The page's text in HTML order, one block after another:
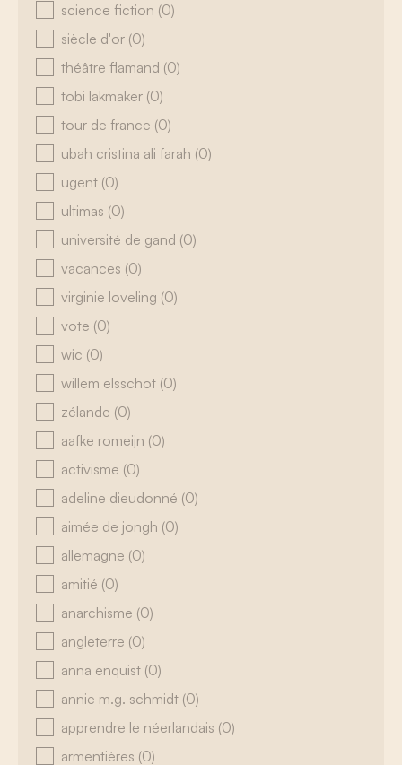
science fiction (0)
siècle d'or (0)
théâtre flamand (0)
tobi lakmaker (0)
tour de france (0)
ubah cristina ali farah (0)
ugent (0)
ultimas (0)
université de gand (0)
vacances (0)
virginie loveling (0)
vote (0)
wic (0)
willem elsschot (0)
zélande (0)
aafke romeijn (0)
activisme (0)
adeline dieudonné (0)
aimée de jongh (0)
allemagne (0)
amitié (0)
anarchisme (0)
angleterre (0)
anna enquist (0)
annie m.g. schmidt (0)
apprendre le néerlandais (0)
armentières (0)